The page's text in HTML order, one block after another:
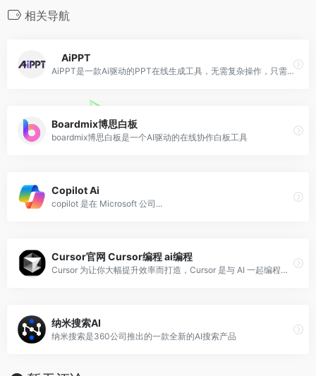
相关导航
AiPPT
AiPPT是一款Ai驱动的PPT在线生成工具，无需复杂操作，只需要输入主题，Ai即可一键生成高质量PPT。
Boardmix博思白板
boardmix博思白板是一个AI驱动的在线协作白板工具
Copilot Ai
copilot 是在 Microsoft 公司...
Cursor官网 Cursor编程 ai编程
Cursor 为让你大幅提升效率而打造，Cursor 是与 AI 一起编程的最佳方式。
纳米搜索AI
纳米搜索是360公司推出的一款全新的AI搜索产品